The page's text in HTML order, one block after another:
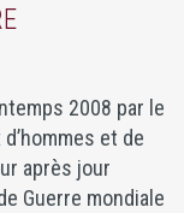
2008 par le
et de
après jour
Guerre mondiale